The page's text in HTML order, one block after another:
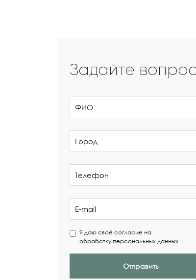
Задайте
Я даю своё согласие на
обработку персональных данных
Отправить